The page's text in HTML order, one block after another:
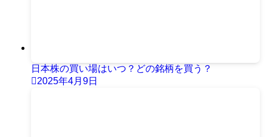
日本株の買い場はいつ？どの銘柄を買う？
2025年4月9日